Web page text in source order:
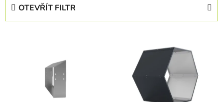
OTEVŘÍT FILTR